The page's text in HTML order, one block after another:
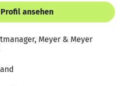
Profil ansehen
Meyer & Meyer